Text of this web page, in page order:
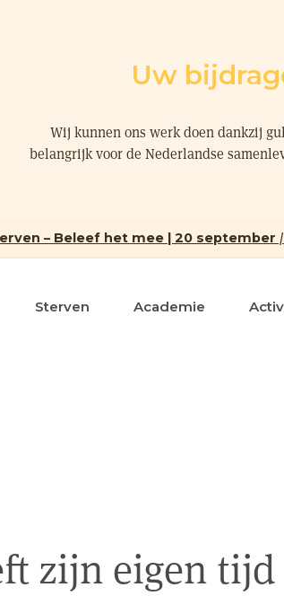
Uw
Wij kunnen ons werk doen dankzij
belangrijk voor de Nederlandse
– Beleef het mee | 20 september
Sterven Academie
zijn eigen tijd